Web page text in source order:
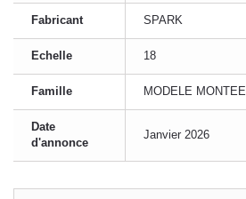
Fabricant SPARK
Echelle 18
Famille MODELE MONTEE
Date
d'annonce
Janvier 2026